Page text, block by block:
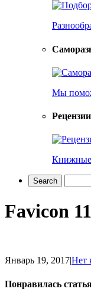
Мы
Рецензии
Книжные
Favicon
Январь 19, 2017|Нет
Понравилась